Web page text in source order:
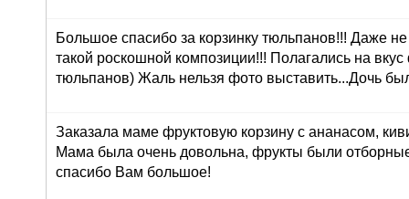
Большое спасибо за корзинку тюльпанов!!! Даже
такой роскошной композиции!!! Полагались на
тюльпанов) Жаль нельзя фото выставить...Дочь
Заказала маме фруктовую корзину с ананасом,
Мама была очень довольна, фрукты были
спасибо Вам большое!